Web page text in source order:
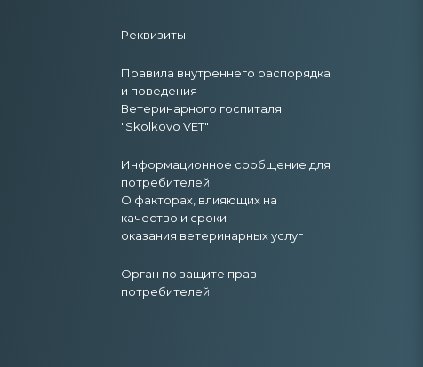
Реквизиты
Правила внутреннего распорядка
и поведения
Ветеринарного госпиталя
"Skolkovo VET"
Информационное сообщение для
потребителей
О факторах, влияющих на
качество и сроки
оказания ветеринарных услуг
Орган по защите прав
потребителей